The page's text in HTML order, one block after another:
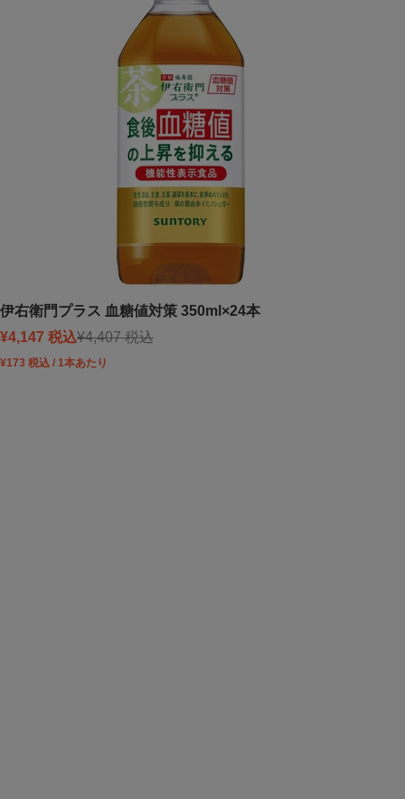
伊右衛門プラス 血糖値対策 350ml×24本
Sale price
¥4,147 税込Regular price
¥4,407 税込
¥173 税込 / 1本あたり